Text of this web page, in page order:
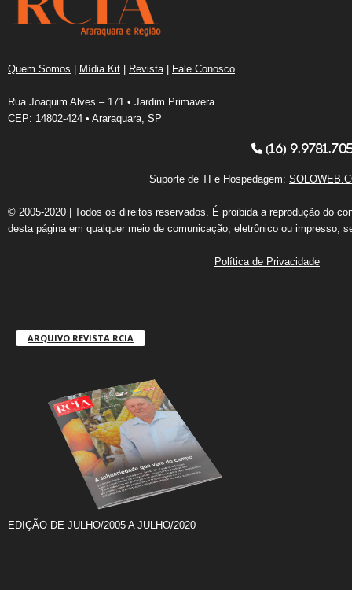
Quem Somos | Mídia Kit | Revista | Fale Conosco
Rua Joaquim Alves – 171 • Jardim Primavera
CEP: 14802-424 • Araraquara, SP
(16)
Suporte de TI e Hospedagem:
© 2005-2020 | Todos os direitos reservados. É proibida a reprodução do
desta página em qualquer meio de comunicação, eletrônico ou impresso,
Política de Privacidade
ARQUIVO REVISTA RCIA
EDIÇÃO DE JULHO/2005 A JULHO/2020